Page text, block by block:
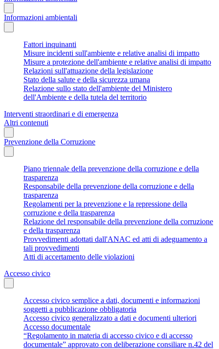
Informazioni ambientali
Fattori inquinanti
Misure incidenti sull'ambiente e relative analisi di impatto
Misure a protezione dell'ambiente e relative analisi di impatto
Relazioni sull'attuazione della legislazione
Stato della salute e della sicurezza umana
Relazione sullo stato dell'ambiente del Ministero
dell'Ambiente e della tutela del territorio
Interventi straordinari e di emergenza
Altri contenuti
Prevenzione della Corruzione
Piano triennale della prevenzione della corruzione e della
trasparenza
Responsabile della prevenzione della corruzione e della
trasparenza
Regolamenti per la prevenzione e la repressione della
corruzione e della trasparenza
Relazione del responsabile della prevenzione della corruzione
e della trasparenza
Provvedimenti adottati dall'ANAC ed atti di adeguamento a
tali provvedimenti
Atti di accertamento delle violazioni
Accesso civico
Accesso civico semplice a dati, documenti e informazioni
soggetti a pubblicazione obbligatoria
Accesso civico generalizzato a dati e documenti ulteriori
Accesso documentale
“Regolamento in materia di accesso civico e di accesso
documentale” approvato con deliberazione consiliare n.42 del